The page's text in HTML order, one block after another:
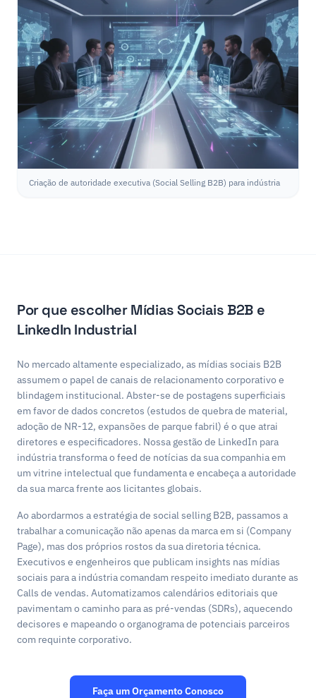
Criação de autoridade executiva (Social Selling B2B) para indústria
Por que escolher Mídias Sociais B2B e
LinkedIn Industrial
No mercado altamente especializado, as mídias sociais B2B
assumem o papel de canais de relacionamento corporativo e
blindagem institucional. Abster-se de postagens superficiais
em favor de dados concretos (estudos de quebra de material,
adoção de NR-12, expansões de parque fabril) é o que atrai
diretores e especificadores. Nossa gestão de LinkedIn para
indústria transforma o feed de notícias da sua companhia em
um vitrine intelectual que fundamenta e encabeça a autoridade
da sua marca frente aos licitantes globais.
Ao abordarmos a estratégia de social selling B2B, passamos a
trabalhar a comunicação não apenas da marca em si (Company
Page), mas dos próprios rostos da sua diretoria técnica.
Executivos e engenheiros que publicam insights nas mídias
sociais para a indústria comandam respeito imediato durante as
Calls de vendas. Automatizamos calendários editoriais que
pavimentam o caminho para as pré-vendas (SDRs), aquecendo
decisores e mapeando o organograma de potenciais parceiros
com requinte corporativo.
Faça um Orçamento Conosco